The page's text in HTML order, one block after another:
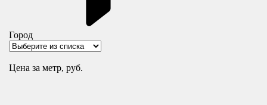
Город
Цена за метр, руб.